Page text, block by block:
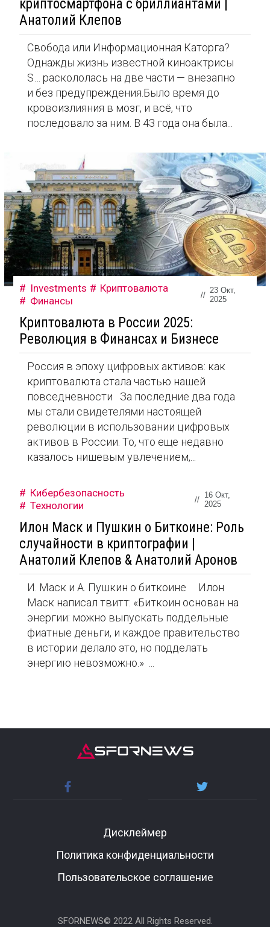
криптосмартфона с бриллиантами |
Анатолий Клепов
Свобода или Информационная Каторга?
Однажды жизнь известной киноактрисы
S… раскололась на две части — внезапно
и без предупреждения.Было время до
кровоизлияния в мозг, и всё, что
последовало за ним. В 43 года она была...
Investments
Криптовалюта
Финансы
// 23 Окт,
2025
Криптовалюта в России 2025:
Революция в Финансах и Бизнесе
Россия в эпоху цифровых активов: как
криптовалюта стала частью нашей
повседневности За последние два года
мы стали свидетелями настоящей
революции в использовании цифровых
активов в России. То, что еще недавно
казалось нишевым увлечением,...
Кибербезопасность
Технологии
//
16 Окт,
2025
Илон Маск и Пушкин о Биткоине: Роль
случайности в криптографии |
Анатолий Клепов & Анатолий Аронов
И. Маск и А. Пушкин о биткоине Илон
Маск написал твитт: «Биткоин основан на
энергии: можно выпускать поддельные
фиатные деньги, и каждое правительство
в истории делало это, но подделать
энергию невозможно.» ...
Дисклеймер
Политика конфиденциальности
Пользовательское соглашение
SFORNEWS© 2022 All Rights Reserved.